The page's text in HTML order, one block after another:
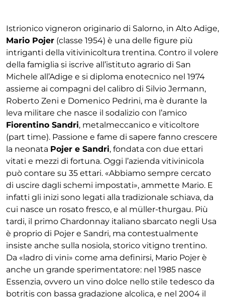
Istrionico vigneron originario di Salorno, in Alto Adige,
Mario Pojer (classe 1954) è una delle figure più
intriganti della vitivinicoltura trentina. Contro il volere
della famiglia si iscrive all’istituto agrario di San
Michele all’Adige e si diploma enotecnico nel 1974
assieme ai compagni del calibro di Silvio Jermann,
Roberto Zeni e Domenico Pedrini, ma è durante la
leva militare che nasce il sodalizio con l’amico
Fiorentino Sandri, metalmeccanico e viticoltore
(part time). Passione e fame di sapere fanno crescere
la neonata Pojer e Sandri, fondata con due ettari
vitati e mezzi di fortuna. Oggi l’azienda vitivinicola
può contare su 35 ettari. «Abbiamo sempre cercato
di uscire dagli schemi impostati», ammette Mario. E
infatti gli inizi sono legati alla tradizionale schiava, da
cui nasce un rosato fresco, e al müller-thurgau. Più
tardi, il primo Chardonnay italiano sbarcato negli Usa
è proprio di Pojer e Sandri, ma contestualmente
insiste anche sulla nosiola, storico vitigno trentino.
Da «ladro di vini» come ama definirsi, Mario Pojer è
anche un grande sperimentatore: nel 1985 nasce
Essenzia, ovvero un vino dolce nello stile tedesco da
botritis con bassa gradazione alcolica, e nel 2004 il